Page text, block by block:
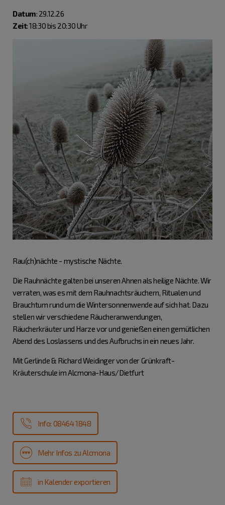
Datum: 29.12.26
Zeit: 18:30 bis 20:30 Uhr
Rau(ch)nächte - mystische Nächte.
Die Rauhnächte galten bei unseren Ahnen als heilige Nächte. Wir
verraten, was es mit dem Rauhnachtsräuchern, Ritualen und
Brauchtum rund um die Wintersonnenwende auf sich hat. Dazu
stellen wir verschiedene Räucheranwendungen,
Räucherkräuter und Harze vor und genießen einen gemütlichen
Abend des Loslassens und des Aufbruchs in ein neues Jahr.
Mit Gerlinde & Richard Weidinger von der Grünkraft-
Kräuterschule im Alcmona-Haus/Dietfurt
Info: 08464 1848
Mehr Infos zu Alcmona
in Kalender exportieren